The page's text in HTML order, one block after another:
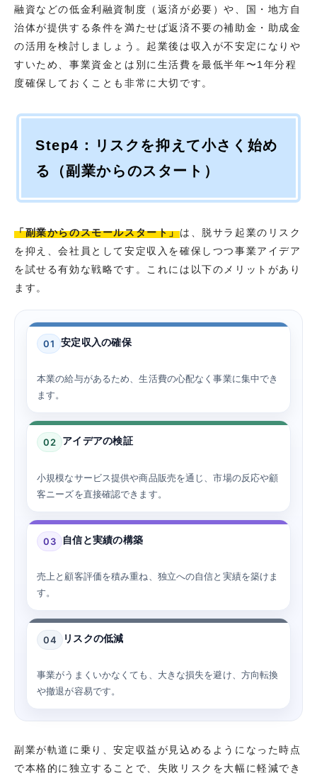
融資などの低金利融資制度（返済が必要）や、国・地方自
治体が提供する条件を満たせば返済不要の補助金・助成金
の活用を検討しましょう。起業後は収入が不安定になりや
すいため、事業資金とは別に生活費を最低半年〜1年分程
度確保しておくことも非常に大切です。
Step4：リスクを抑えて小さく始め
る（副業からのスタート）
「副業からのスモールスタート」は、脱サラ起業のリスク
を抑え、会社員として安定収入を確保しつつ事業アイデア
を試せる有効な戦略です。これには以下のメリットがあり
ます。
01 安定収入の確保
本業の給与があるため、生活費の心配なく事業に集中でき
ます。
02 アイデアの検証
小規模なサービス提供や商品販売を通じ、市場の反応や顧
客ニーズを直接確認できます。
03 自信と実績の構築
売上と顧客評価を積み重ね、独立への自信と実績を築けま
す。
04 リスクの低減
事業がうまくいかなくても、大きな損失を避け、方向転換
や撤退が容易です。
副業が軌道に乗り、安定収益が見込めるようになった時点
で本格的に独立することで、失敗リスクを大幅に軽減でき